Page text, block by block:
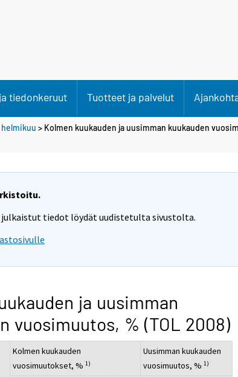
tiedonkeruut Tuotteet ja palvelut
helmikuu > Kolmen kuukauden ja uusimman kuukauden
julkaistut tiedot löydät uudistetulta sivustolta.
ja uusimman
vuosimuutos, % (TOL 2008)
Kolmen kuukauden
vuosimuutokset, %1)
Uusimman kuukauden
vuosimuutos, %1)